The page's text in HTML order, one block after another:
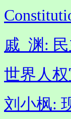
戚 渊 :
世界人
刘小枫: